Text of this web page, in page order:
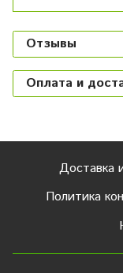
Отзывы
Оплата и
Доставка
Политика